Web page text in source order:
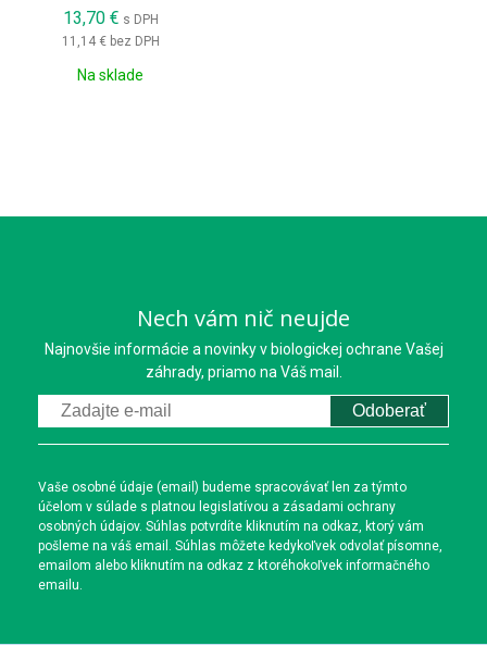
13,70 € s DPH
11,14 € bez DPH
Na sklade
Nech vám nič neujde
Najnovšie informácie a novinky v biologickej ochrane Vašej
záhrady, priamo na Váš mail.
Odoberať
Vaše osobné údaje (email) budeme spracovávať len za týmto
účelom v súlade s platnou legislatívou a zásadami ochrany
osobných údajov. Súhlas potvrdíte kliknutím na odkaz, ktorý vám
pošleme na váš email. Súhlas môžete kedykoľvek odvolať písomne,
emailom alebo kliknutím na odkaz z ktoréhokoľvek informačného
emailu.